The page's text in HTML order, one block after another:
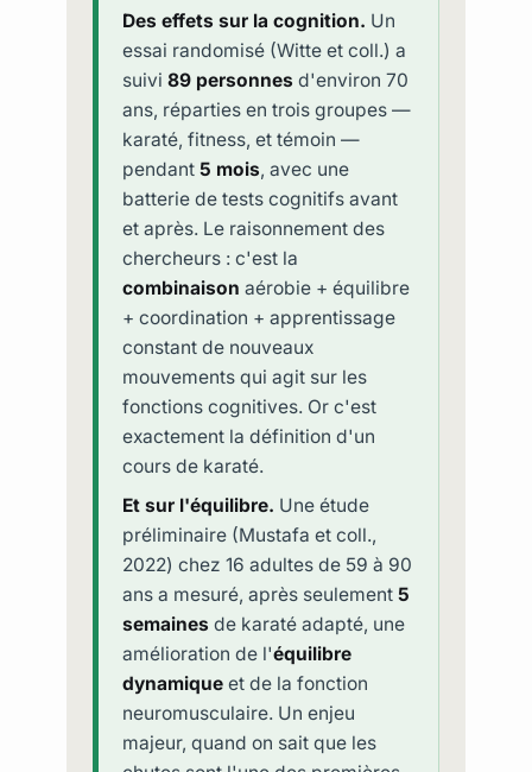
Des effets sur la cognition. Un
essai randomisé (Witte et coll.) a
suivi 89 personnes d'environ 70
ans, réparties en trois groupes —
karaté, fitness, et témoin —
pendant 5 mois, avec une
batterie de tests cognitifs avant
et après. Le raisonnement des
chercheurs : c'est la
combinaison aérobie + équilibre
+ coordination + apprentissage
constant de nouveaux
mouvements qui agit sur les
fonctions cognitives. Or c'est
exactement la définition d'un
cours de karaté.
Et sur l'équilibre. Une étude
préliminaire (Mustafa et coll.,
2022) chez 16 adultes de 59 à 90
ans a mesuré, après seulement 5
semaines de karaté adapté, une
amélioration de l'équilibre
dynamiqueet de la fonction
neuromusculaire. Un enjeu
majeur, quand on sait que les